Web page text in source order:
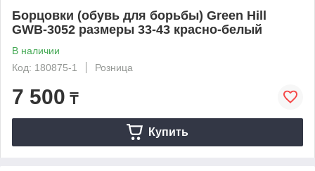
Борцовки (обувь для борьбы) Green Hill
GWB-3052 размеры 33-43 красно-белый
В наличии
Код: 180875-1
Розница
7 500 ₸
Купить